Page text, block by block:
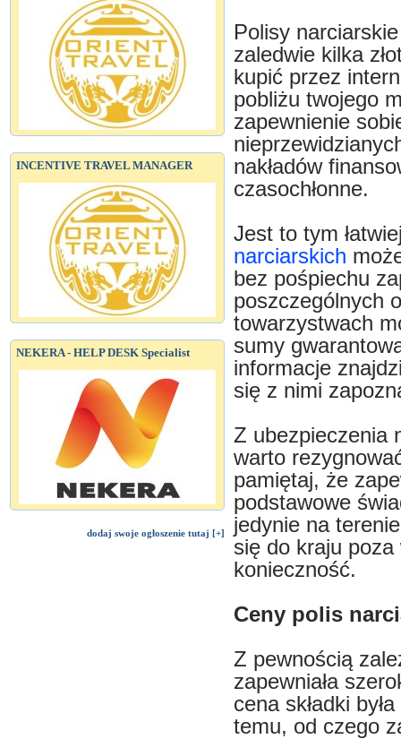
INCENTIVE TRAVEL MANAGER
NEKERA - HELP DESK Specialist
dodaj swoje ogłoszenie tutaj [+]
Polisy
zaledwie kilka
kupić przez
pobliżu twojego
zapewnienie
nakładów
czasochłonne.
Jest to tym
narciarskich
bez pośpiechu
poszczególnych
towarzystwach
sumy
informacje
się z nimi
Z ubezpieczenia
warto
pamiętaj, że
podstawowe
jedynie na
się do kraju
konieczność.
Ceny polis
Z pewnością
zapewniała
cena składki
temu, od czego